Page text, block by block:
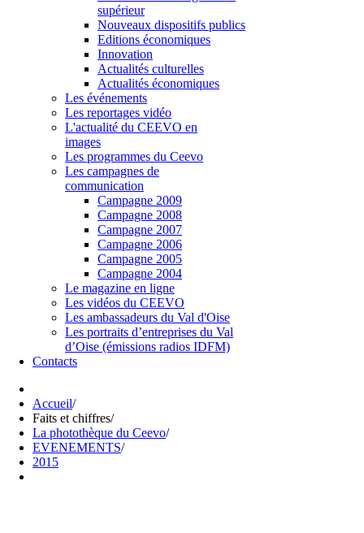
supérieur
Nouveaux dispositifs publics
Editions économiques
Innovation
Actualités culturelles
Actualités économiques
Les événements
Les reportages vidéo
L'actualité du CEEVO en
images
Les programmes du Ceevo
Les campagnes de
communication
Campagne 2009
Campagne 2008
Campagne 2007
Campagne 2006
Campagne 2005
Campagne 2004
Le magazine en ligne
Les vidéos du CEEVO
Les ambassadeurs du Val d'Oise
Les portraits d’entreprises du Val
d’Oise (émissions radios IDFM)
Contacts
Accueil/
Faits et chiffres/
La photothèque du Ceevo/
EVENEMENTS/
2015